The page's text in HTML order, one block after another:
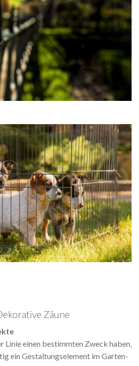
Zäune
Linie einen bestimmten Zweck haben,
ein Gestaltungselement im Garten-